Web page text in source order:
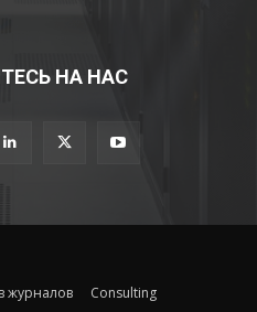
НА НАС
журналов
Consulting